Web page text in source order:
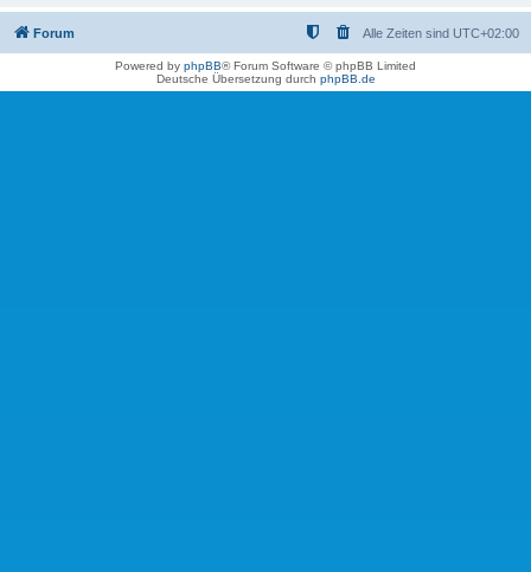
Forum Alle Zeiten sind UTC+02:00
Powered by phpBB® Forum Software © phpBB Limited
Deutsche Übersetzung durch phpBB.de